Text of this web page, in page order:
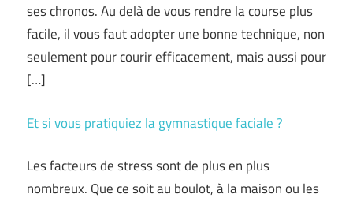
ses chronos. Au delà de vous rendre la course plus
facile, il vous faut adopter une bonne technique, non
seulement pour courir efficacement, mais aussi pour
[…]
Et si vous pratiquiez la gymnastique faciale ?
Les facteurs de stress sont de plus en plus
nombreux. Que ce soit au boulot, à la maison ou les